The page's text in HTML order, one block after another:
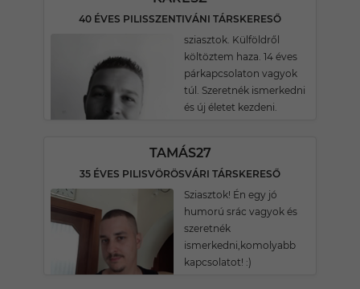
40 ÉVES PILISSZENTIVÁNI TÁRSKERESŐ
sziasztok. Külföldről
költöztem haza. 14 éves
párkapcsolaton vagyok
túl. Szeretnék ismerkedni
és új életet kezdeni.
TAMÁS27
35 ÉVES PILISVÖRÖSVÁRI TÁRSKERESŐ
Sziasztok! Én egy jó
humorú srác vagyok és
szeretnék
ismerkedni,komolyabb
kapcsolatot! :)